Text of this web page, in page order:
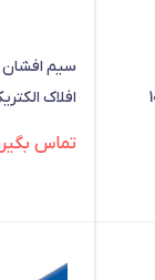
100
افلاک
تماس